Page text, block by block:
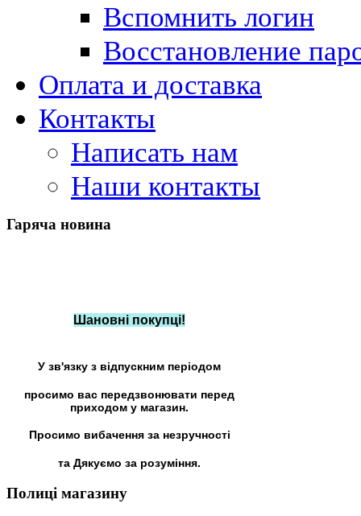
Вспомнить логин
Восстановление
Оплата и доставка
Контакты
Написать нам
Наши контакты
Гаряча новина
Шановні покупці!
У зв'язку з відпускним періодом
просимо вас передзвонювати перед
приходом у магазин.
Просимо вибачення за незручності
та Дякуємо за розуміння.
Полиці магазину